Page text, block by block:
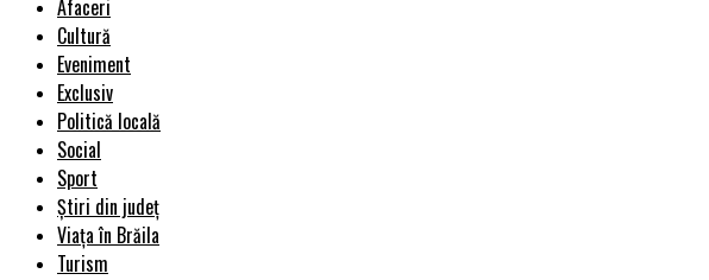
Afaceri
Cultură
Eveniment
Exclusiv
Politică locală
Social
Sport
Știri din județ
Viața în Brăila
Turism